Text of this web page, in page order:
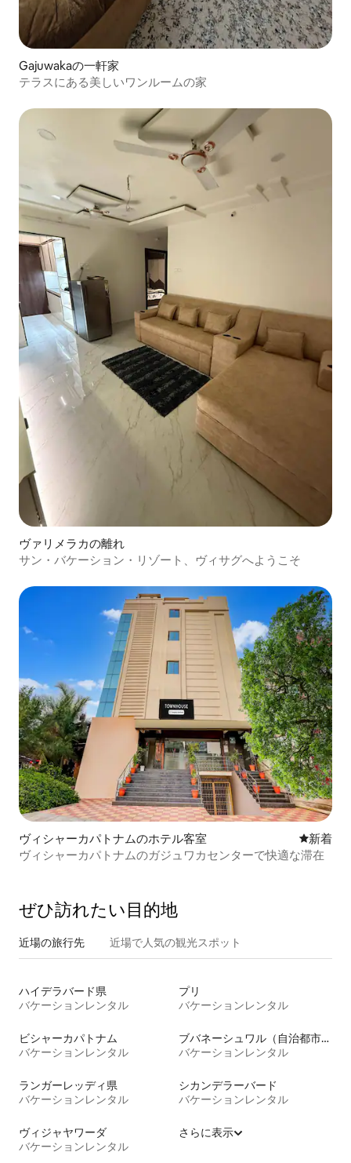
Gajuwakaの一軒家
テラスにある美しいワンルームの家
ヴァリメラカの離れ
サン・バケーション・リゾート、ヴィサグへようこそ
ヴィシャーカパトナムのホテル客室 新しい宿
新着
ヴィシャーカパトナムのガジュワカセンターで快適な滞在
ぜひ訪⁠れ⁠た⁠い目⁠的⁠地
近場の旅行先 近場で人気の観光スポット
ハイデラバード県
バケーションレンタル
プリ
バケーションレンタル
ビシャーカパトナム
バケーションレンタル
ブバネーシュワル（自治都市）
バケーションレンタル
ランガーレッディ県
バケーションレンタル
シカンデラーバード
バケーションレンタル
ヴィジャヤワーダ
バケーションレンタル
さらに表示